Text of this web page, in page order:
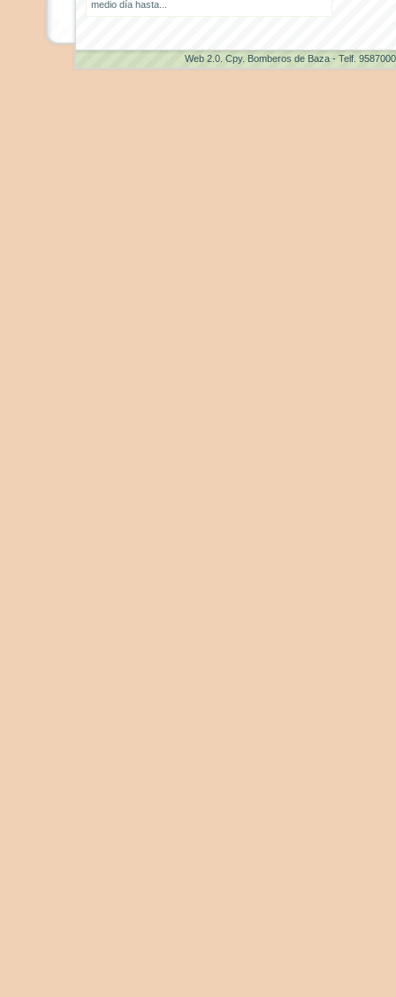
medio día hasta...
Web 2.0 . Cpy. Bomberos de Baza - Telf.